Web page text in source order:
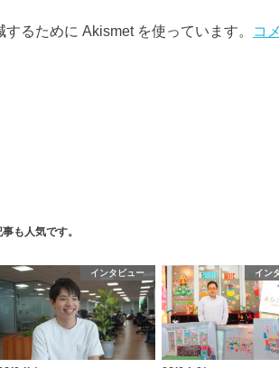
るために Akismet を使っています。
コ
も人気です。
インタビュー イン